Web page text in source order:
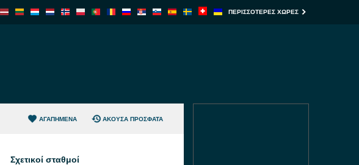
ΠΕΡΙΣΣΌΤΕΡΕΣ ΧΏΡΕΣ
ΑΓΑΠΗΜΈΝΑ ΆΚΟΥΣΑ ΠΡΌΣΦΑΤΑ
Σχετικοί σταθμοί